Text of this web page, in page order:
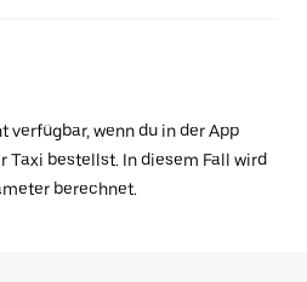
verfügbar, wenn du in der App
Taxi bestellst. In diesem Fall wird
berechnet.